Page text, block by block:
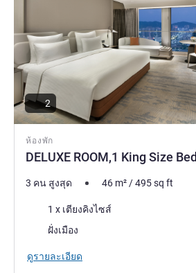
ห้องพัก
DELUXE ROOM,1 King Size Bed
2
3 คน สูงสุด 46 m²/495sq ft
เครื่องนอน
1 x เตียงคิงไซส์
ฝั่งเมือง
ดูรายละเอียด